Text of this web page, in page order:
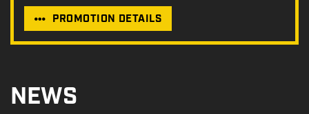
PROMOTION DETAILS
NEWS